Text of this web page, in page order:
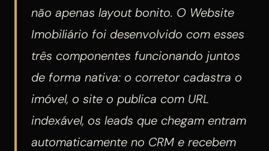
não apenas layout bonito. O Website
Imobiliário foi desenvolvido com esses
três componentes funcionando juntos
de forma nativa: o corretor cadastra o
imóvel, o site o publica com URL
indexável, os leads que chegam entram
automaticamente no CRM e recebem